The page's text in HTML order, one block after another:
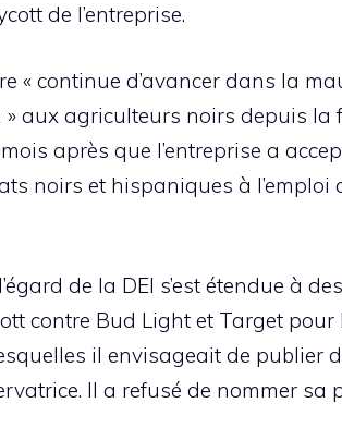
de l’entreprise.
« continue d’avancer dans la
aux agriculteurs noirs depuis la
après que l’entreprise a
noirs et hispaniques à
de la DEI s’est étendue à
contre Bud Light et Target pour
il envisageait de publier
Il a refusé de nommer sa